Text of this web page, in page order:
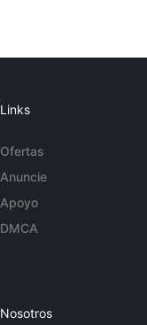
Links
Ofertas
Anuncie
Apoyo
DMCA
Nosotros